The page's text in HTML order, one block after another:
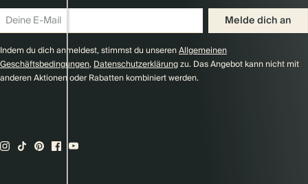
Melde dich an
Indem du dich anmeldest, stimmst du unserenAllgemeinen
Geschäftsbedingungen,Datenschutzerklärungzu. Das Angebot kann nicht mit
anderen Aktionen oder Rabatten kombiniert werden.